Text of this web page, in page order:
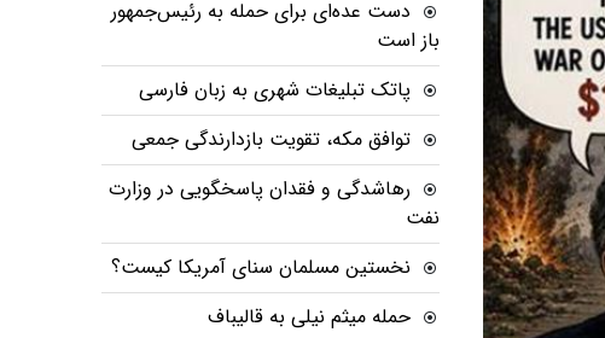
دست عده‌ای برای حمله به رئیس‌جمهور
باز است
پاتک تبلیغات شهری به زبان فارسی
توافق مکه، تقویت بازدارندگی جمعی
رهاشدگی و فقدان پاسخگویی در وزارت
نفت
نخستین مسلمان سنای آمریکا کیست؟
حمله میثم نیلی به قالیباف